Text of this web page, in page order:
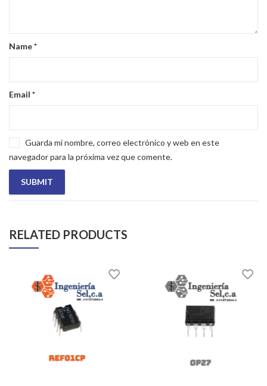
Name*
Email *
Guarda mi nombre, correo electrónico y web en este
navegador para la próxima vez que comente.
RELATED PRODUCTS